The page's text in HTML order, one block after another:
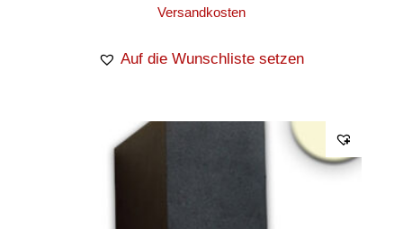
Versandkosten
Auf die Wunschliste setzen